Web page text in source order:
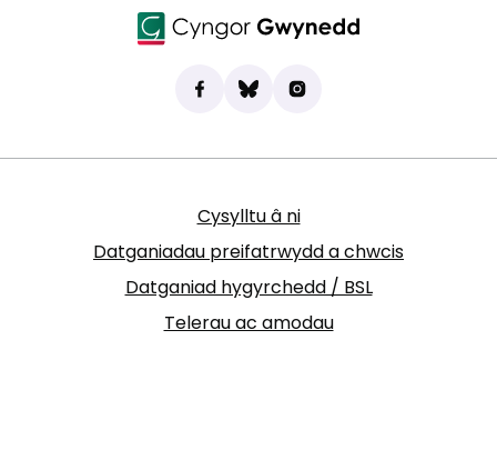
Dod o hyd i ni ar Facebook
(yn agor mewn tab newydd)
Bluesky
(yn agor mewn tab newydd)
Instagram
(yn agor mewn tab
Cysylltu â ni
Datganiadau preifatrwydd a chwcis
Datganiad hygyrchedd / BSL
Telerau ac amodau